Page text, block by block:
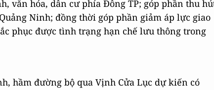
văn hóa, dân cư phía Đông TP; góp phần thu
Ninh; đồng thời góp phần giảm áp lực giao
phục được tình trạng hạn chế lưu thông trong
hầm đường bộ qua Vịnh Cửa Lục dự kiến có